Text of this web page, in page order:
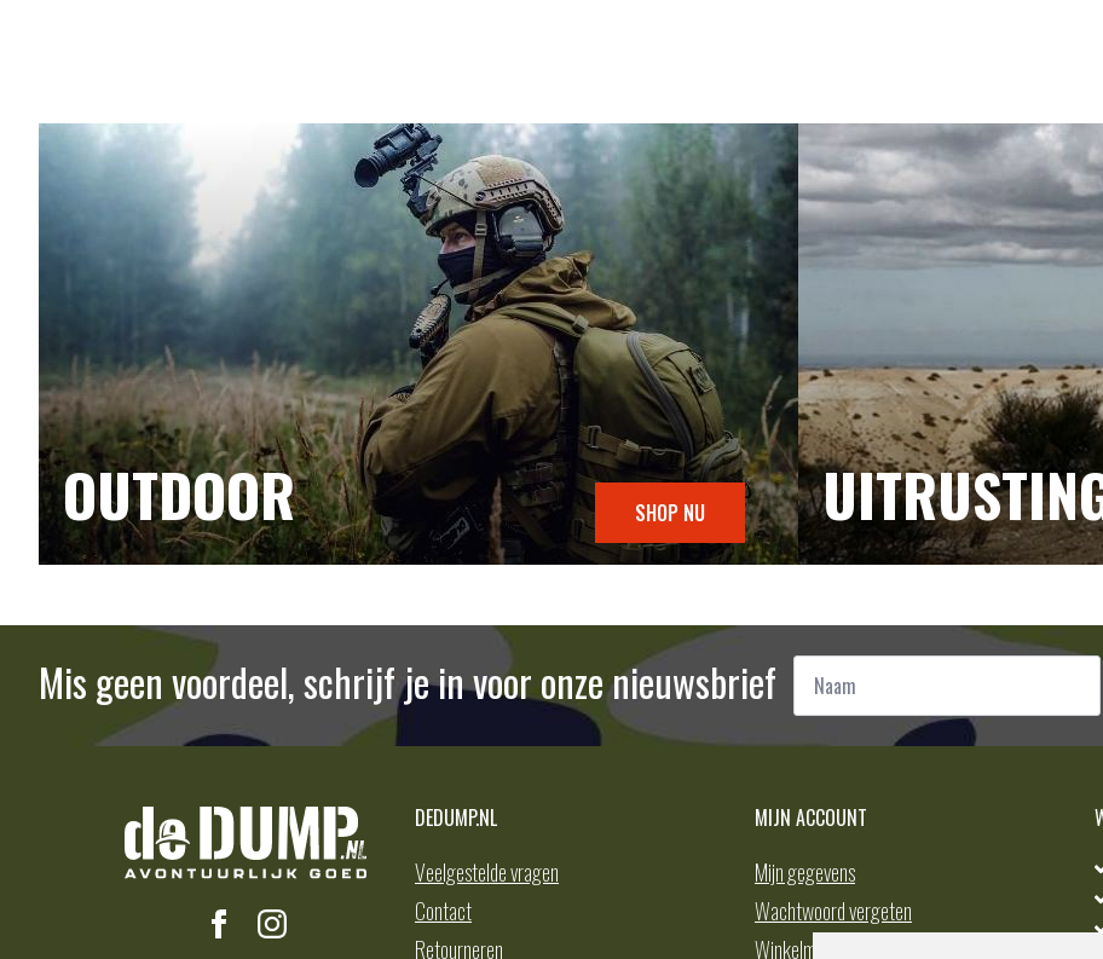
OUTDOOR SHOP NU
Mis geen voordeel, schrijf je in voor onze nieuwsbrief Naam
DEDUMP.NL
Veelgestelde vragen
Contact
Retourneren
MIJN ACCOUNT
Mijn gegevens
Wachtwoord vergeten
Winkelmand